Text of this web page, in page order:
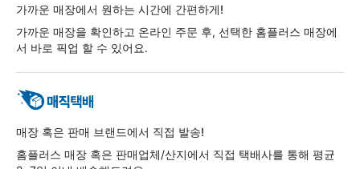
가까운 매장에서 원하는 시간에 간편하게!
가까운 매장을 확인하고 온라인 주문 후, 선택한 홈플러스 매장에
서 바로 픽업 할 수 있어요.
매장 혹은 판매 브랜드에서 직접 발송!
홈플러스 매장 혹은 판매업체/산지에서 직접 택배사를 통해 평균